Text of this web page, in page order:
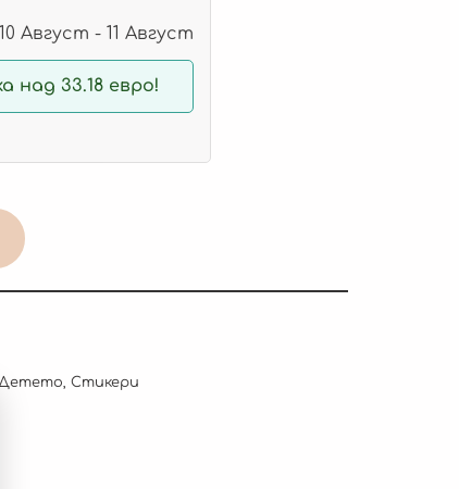
10 Август - 11 Август
над 33.18 евро!
Стикери